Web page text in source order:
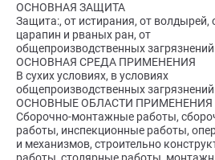
ОСНОВНАЯ ЗАЩИТА
Защита:, от истирания, от волдырей,
царапин и рваных ран, от
общепроизводственных загрязнений
ОСНОВНАЯ СРЕДА ПРИМЕНЕНИЯ
В сухих условиях, в условиях
общепроизводственных загрязнений
ОСНОВНЫЕ ОБЛАСТИ ПРИМЕНЕНИЯ
Сборочно-монтажные работы,
работы, инспекционные работы,
и механизмов, строительно